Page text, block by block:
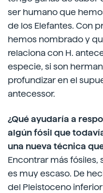
ser humano que
de los Elefantes. Con
hemos nombrado y
relaciona con H.
especie, si son
profundizar en el
antecessor.
¿Qué ayudaría a
algún fósil que
una nueva técnica
Encontrar más fósiles,
es muy escaso. De
del Pleistoceno